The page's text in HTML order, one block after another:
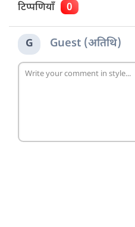
टिप्पणियाँ 0
G Guest (अतिथि)